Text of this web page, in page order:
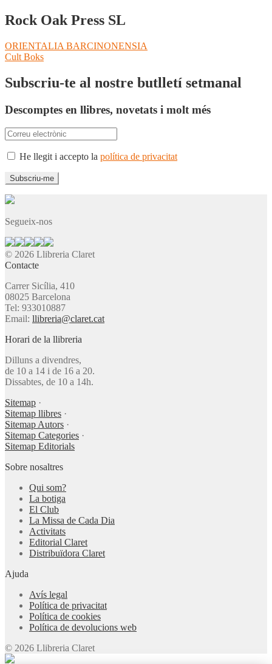
Rock Oak Press SL
Navegació
d'entrades
Entrada
anterior:
ORIENTALIA BARCINONENSIA
Pròxima
Cult Boks
Subscriu-te al nostre butlletí setmanal
Descomptes en llibres, novetats i molt més
He llegit i accepto la política de privacitat
Segueix-nos
© 2026 Llibreria Claret
Contacte
Carrer Sicília, 410
08025 Barcelona
Tel: 933010887
Email: llibreria@claret.cat
Horari de la llibreria
Dilluns a divendres,
de 10 a 14 i de 16 a 20.
Dissabtes, de 10 a 14h.
Sitemap ·
Sitemap llibres ·
Sitemap Autors ·
Sitemap Categories ·
Sitemap Editorials
Sobre nosaltres
Qui som?
La botiga
El Club
La Missa de Cada Dia
Activitats
Editorial Claret
Distribuïdora Claret
Ajuda
Avís legal
Política de privacitat
Política de cookies
Política de devolucions web
© 2026 Llibreria Claret